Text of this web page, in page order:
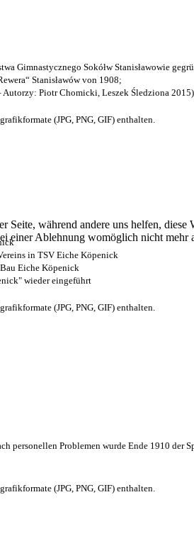
während andere uns helfen,
einer Ablehnung womöglich nicht
Gimnastycznego Sokółw Stanisławowie
Stanisławów von 1908;
Piotr Chomicki, Leszek Śledziona
(JPG, PNG, GIF) enthalten.
in TSV Eiche Köpenick
Eiche Köpenick
wieder eingeführt
(JPG, PNG, GIF) enthalten.
personellen Problemen wurde Ende 1910
(JPG, PNG, GIF) enthalten.